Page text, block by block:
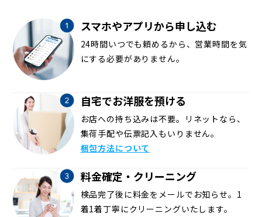
スマホやアプリから申し込む
24時間いつでも頼めるから、営業時間を気
にする必要がありません。
自宅でお洋服を預ける
お店への持ち込みは不要。リネットなら、
集荷手配や伝票記入もいりません。
梱包方法について
料金確定・クリーニング
検品完了後に料金をメールでお知らせ。1
着1着丁寧にクリーニングいたします。